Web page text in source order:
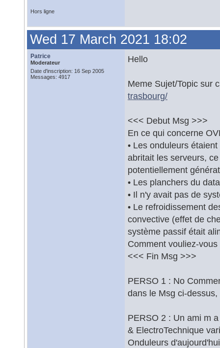
Hors ligne
Wed 17 March 2021 18:02
Patrice
Moderateur
Date d'inscription: 16 Sep 2005
Messages: 4917
Hello
Meme Sujet/Topic sur
trasbourg/
<<< Debut Msg >>>
En ce qui concerne
• Les onduleurs
abritait les serveurs,
potentiellement
• Les planchers du
• Il n'y avait pas de
• Le refroidissement
convective (effet de
système passif était
Comment vouliez-
<<< Fin Msg >>>
PERSO 1 : No
dans le Msg ci-
PERSO 2 : Un ami m
& ElectroTechnique
Onduleurs